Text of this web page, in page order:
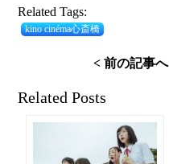
Related Tags:
kino cinéma心斎橋
< 前の記事へ
Related Posts